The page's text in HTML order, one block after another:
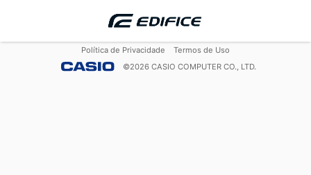
Política de Privacidade
Termos de Uso
©2026 CASIO COMPUTER CO., LTD.